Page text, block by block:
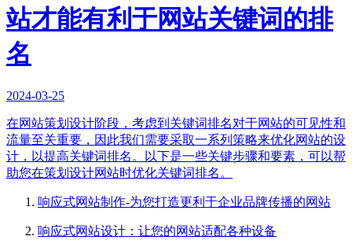
站才能有利于网站关键词的排
名
2024-03-25
在网站策划设计阶段，考虑到关键词排名对于网站的可见性和
流量至关重要，因此我们需要采取一系列策略来优化网站的设
计，以提高关键词排名。以下是一些关键步骤和要素，可以帮
助您在策划设计网站时优化关键词排名。
响应式网站制作-为您打造更利于企业品牌传播的网站
响应式网站设计：让您的网站适配各种设备